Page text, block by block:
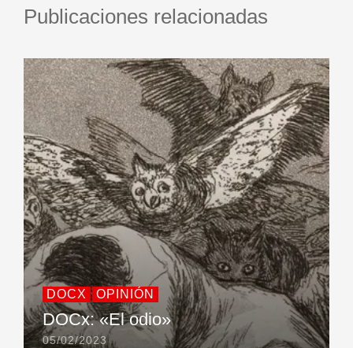
Publicaciones relacionadas
DOCX OPINIÓN
DOCx: «El odio»
05/02/2023